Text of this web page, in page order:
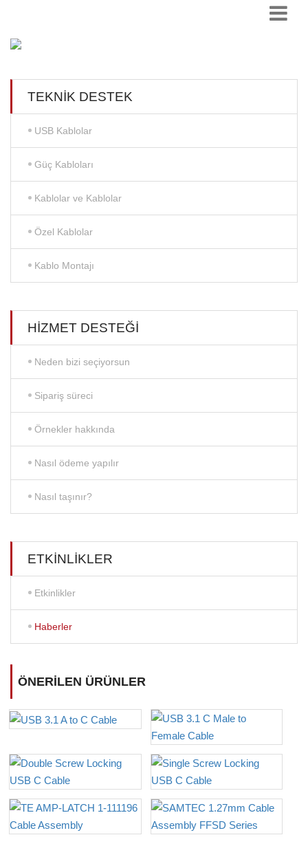
TEKNIK DESTEK
USB Kablolar
Güç Kabloları
Kablolar ve Kablolar
Özel Kablolar
Kablo Montajı
HIZMET DESTEĞI
Neden bizi seçiyorsun
Sipariş süreci
Örnekler hakkında
Nasıl ödeme yapılır
Nasıl taşınır?
ETKINLIKLER
Etkinlikler
Haberler
ÖNERILEN ÜRÜNLER